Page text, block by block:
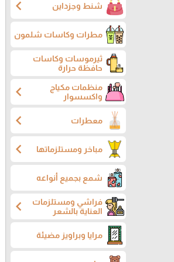
شنط وجزداين chevron_left
مطرات وكاسات شلمون
ثيرموسات وكاسات
حافظة حرارة
منظمات مكياج
واكسسوار
chevron_left
معطرات chevron_left
مباخر ومستلزماتها chevron_left
شمع بجميع أنواعه
فراشي ومستلزمات
العناية بالشعر
chevron_left
مرايا وبراويز مضيئة